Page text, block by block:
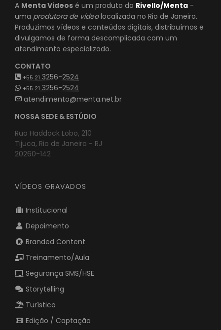
A Menta Videos é um produto da Rivello/Menta -
uma produtora de vídeolocalizada no Rio de Janeiro.
Produzimos vídeos e conteúdos digitais, distribuímos e
divulgamos de forma descomplicada com um
atendimento especializado.
CONTATO
+55 213256-2524
+55 213256-2524
atendimento@menta.net.br
NOSSA SEDE & ESTÚDIO
Rua Haddock Lobo, 210
Tijuca, Rio de Janeiro - RJ
20260-142
VÍDEOS GRAVADOS
Institucional
Depoimento
Branded Content
Treinamento/Aula
Segurança SMS/HSE
Storytelling
Turístico
Edição / Captação